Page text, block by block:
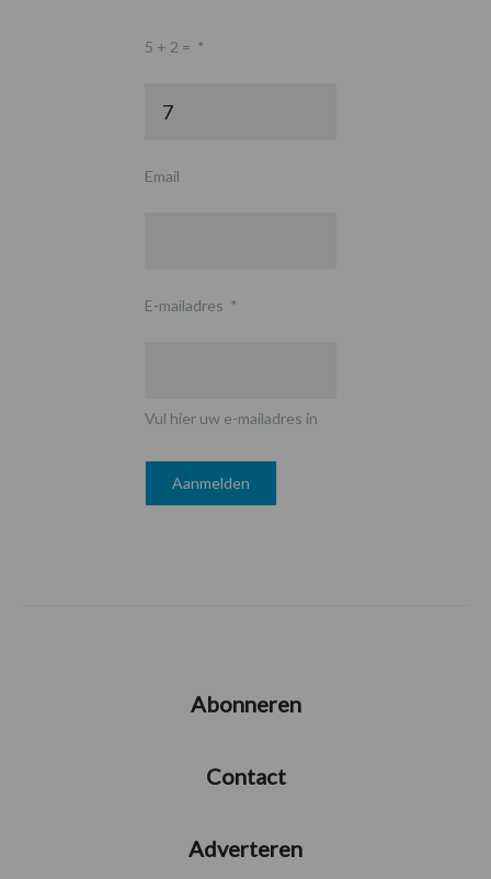
5 + 2 = *
Email
E-mailadres *
Vul hier uw e-mailadres in
Abonneren
Contact
Adverteren